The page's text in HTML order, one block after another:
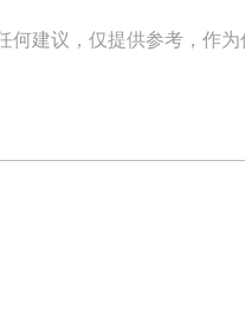
建议，仅提供参考，作为